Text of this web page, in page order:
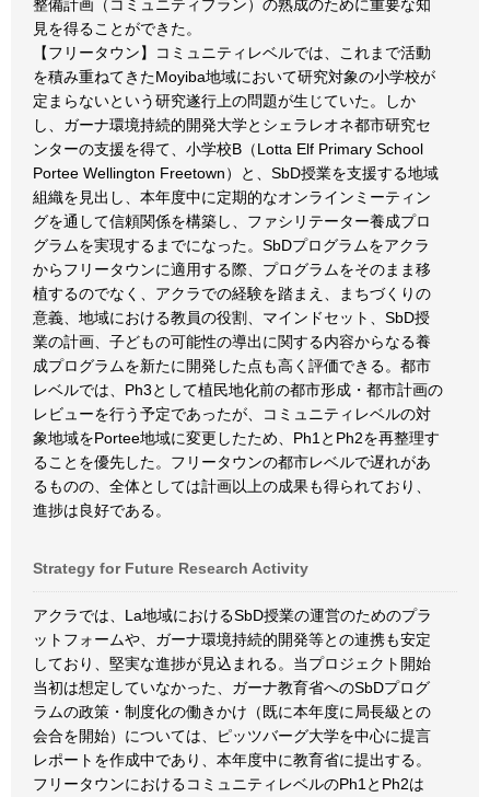
整備計画（コミュニティプラン）の熟成のために重要な知
見を得ることができた。
【フリータウン】コミュニティレベルでは、これまで活動
を積み重ねてきたMoyiba地域において研究対象の小学校が
定まらないという研究遂行上の問題が生じていた。しか
し、ガーナ環境持続的開発大学とシェラレオネ都市研究セ
ンターの支援を得て、小学校B（Lotta Elf Primary School
Portee Wellington Freetown）と、SbD授業を支援する地域
組織を見出し、本年度中に定期的なオンラインミーティン
グを通して信頼関係を構築し、ファシリテーター養成プロ
グラムを実現するまでになった。SbDプログラムをアクラ
からフリータウンに適用する際、プログラムをそのまま移
植するのでなく、アクラでの経験を踏まえ、まちづくりの
意義、地域における教員の役割、マインドセット、SbD授
業の計画、子どもの可能性の導出に関する内容からなる養
成プログラムを新たに開発した点も高く評価できる。都市
レベルでは、Ph3として植民地化前の都市形成・都市計画の
レビューを行う予定であったが、コミュニティレベルの対
象地域をPortee地域に変更したため、Ph1とPh2を再整理す
ることを優先した。フリータウンの都市レベルで遅れがあ
るものの、全体としては計画以上の成果も得られており、
進捗は良好である。
Strategy for Future Research Activity
アクラでは、La地域におけるSbD授業の運営のためのプラ
ットフォームや、ガーナ環境持続的開発等との連携も安定
しており、堅実な進捗が見込まれる。当プロジェクト開始
当初は想定していなかった、ガーナ教育省へのSbDプログ
ラムの政策・制度化の働きかけ（既に本年度に局長級との
会合を開始）については、ピッツバーグ大学を中心に提言
レポートを作成中であり、本年度中に教育省に提出する。
フリータウンにおけるコミュニティレベルのPh1とPh2は